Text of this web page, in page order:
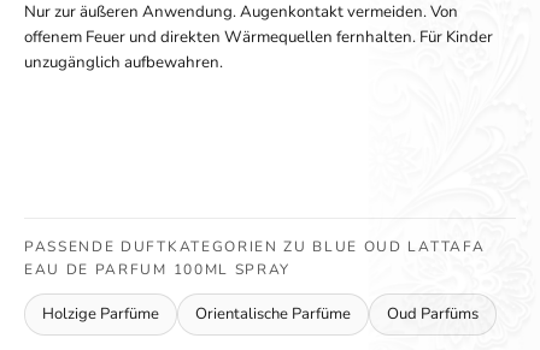
Nur zur äußeren Anwendung. Augenkontakt vermeiden. Von
offenem Feuer und direkten Wärmequellen fernhalten. Für Kinder
unzugänglich aufbewahren.
PASSENDE DUFTKATEGORIEN ZU BLUE OUD LATTAFA
EAU DE PARFUM 100ML SPRAY
Holzige Parfüme Orientalische Parfüme Oud Parfüms